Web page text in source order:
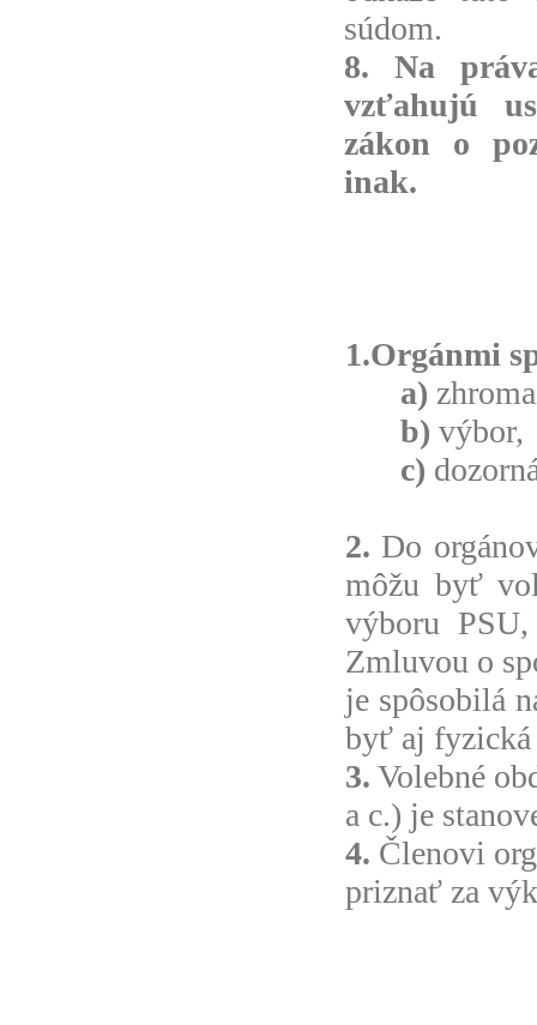
súdom.
8.
Na
vzťahujú
zákon o
inak.
1.Orgánmi
a)
b)výbor,
c)
2. Do
môžu byť
výboru
Zmluvou o
je spôsobilá
byť aj fyzická
3. Volebné
a c.) je
4. Členovi
priznať za